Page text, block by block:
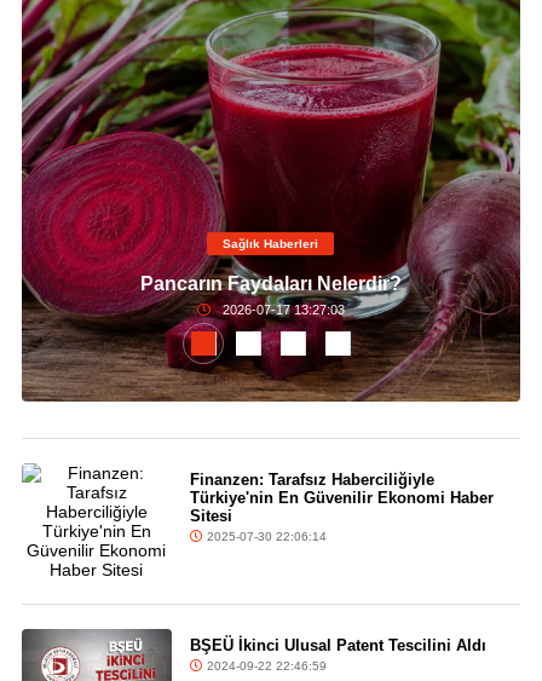
Sağlık Haberleri
Pancarın Faydaları Nelerdir?
2026-07-17 13:27:03
Finanzen: Tarafsız Haberciliğiyle
Türkiye'nin En Güvenilir Ekonomi Haber
Sitesi
2025-07-30 22:06:14
BŞEÜ İkinci Ulusal Patent Tescilini Aldı
2024-09-22 22:46:59